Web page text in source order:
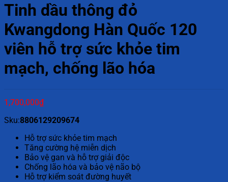
Tinh dầu thông đỏ
Kwangdong Hàn Quốc 120
viên hỗ trợ sức khỏe tim
mạch, chống lão hóa
1,700,000₫
Sku:8806129209674
Hỗ trợ sức khỏe tim mạch
Tăng cường hệ miễn dịch
Bảo vệ gan và hỗ trợ giải độc
Chống lão hóa và bảo vệ não bộ
Hỗ trợ kiểm soát đường huyết